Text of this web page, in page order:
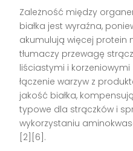
Zależność między
białka jest wyraźna,
akumulują więcej protein
tłumaczy przewagę
liściastymi i
łączenie warzyw z
jakość białka,
typowe dla strączków i
wykorzystaniu
[2][6].